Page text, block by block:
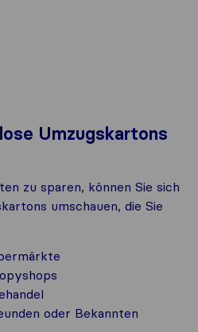
Umzugskartons
zu sparen, können Sie sich
umschauen, die Sie
oder Bekannten